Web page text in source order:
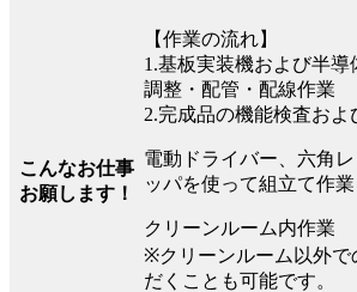
こんなお仕事
お願します！
【作業の流れ】
1.基板実装機および半導
調整・配管・配線作業
2.完成品の機能検査およ
電動ドライバー、六角
ッパを使って組立て作業
クリーンルーム内作業
※クリーンルーム以外で
だくことも可能です。